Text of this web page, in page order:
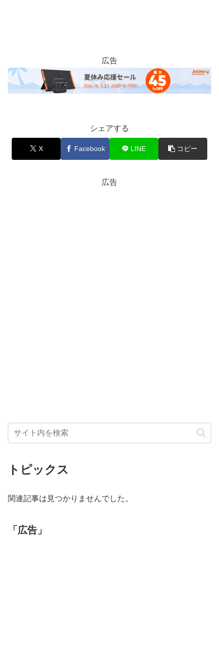
広告
シェアする
X Facebook LINE コピー
広告
トピックス
関連記事は見つかりませんでした。
「広告」